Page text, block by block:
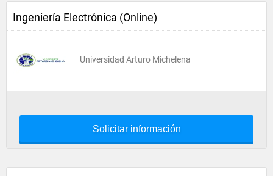
Ingeniería Electrónica (Online)
Universidad Arturo Michelena
Solicitar información